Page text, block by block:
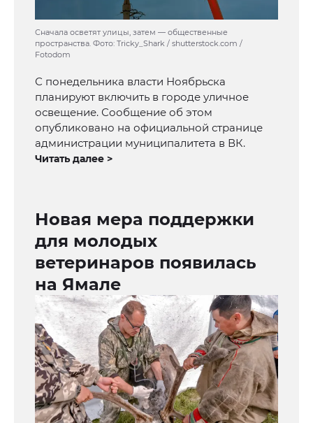
Сначала осветят улицы, затем — общественные
пространства. Фото: Tricky_Shark / shutterstock.com /
Fotodom
С понедельника власти Ноябрьска
планируют включить в городе уличное
освещение. Сообщение об этом
опубликовано на официальной странице
администрации муниципалитета в ВК.
Читать далее >
Новая мера поддержки
для молодых
ветеринаров появилась
на Ямале